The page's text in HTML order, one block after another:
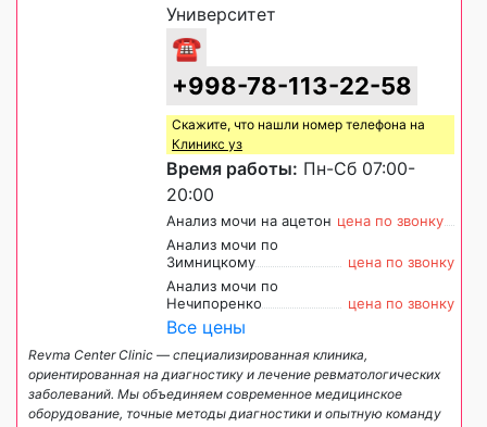
Университет
☎
+998-78-113-22-58
Скажите, что нашли номер телефона на
Клиникс уз
Время работы: Пн-Сб 07:00-
20:00
Анализ мочи на ацетон цена по звонку
Анализ мочи по
Зимницкому
цена по звонку
Анализ мочи по
Нечипоренко
цена по звонку
Все цены
Revma Center Clinic — специализированная клиника,
ориентированная на диагностику и лечение ревматологических
заболеваний. Мы объединяем современное медицинское
оборудование, точные методы диагностики и опытную команду